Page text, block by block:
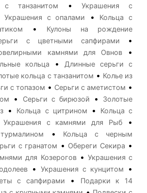
с танзанитом •Украшения с
Украшения с опалами •
Кольца с
•
Кулоны на рождение
с цветными сапфирами •
камнями для Овнов•
кольца •
Длинные серьги с
кольца с танзанитом • Колье из
с топазом • Серьги с аметистом •
• Серьги с бирюзой •
Золотые
• Кольца с цитрином •
Кольца с
Украшения с камнями для Рыб •
•
Кольца с черным
с гранатом • Обереги Секира •
для Козерогов• Украшения с
• Украшения с кунцитом •
с сапфирами •
Подарки к 14